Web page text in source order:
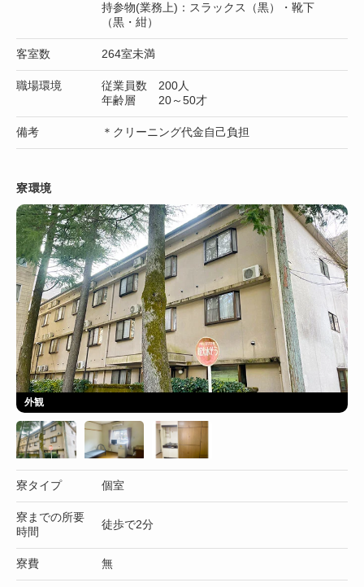
持参物(業務上)：スラックス（黒）・靴下
（黒・紺）
客室数 264室未満
職場環境
従業員数 200人
年齢層 20～50才
備考 ＊クリーニング代金自己負担
寮環境
外観
寮タイプ 個室
寮までの所要
時間
徒歩で2分
寮費 無